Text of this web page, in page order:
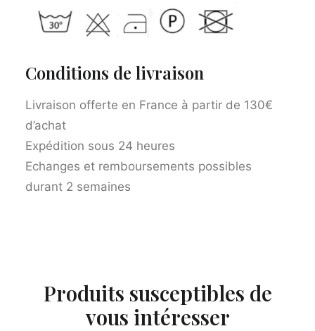
Conditions de livraison
Livraison offerte en France à partir de 130€
d’achat
Expédition sous 24 heures
Echanges et remboursements possibles
durant 2 semaines
Produits susceptibles de
vous intéresser